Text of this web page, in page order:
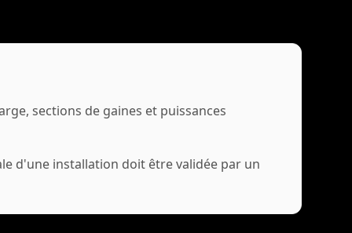
sections de gaines et puissances
d'une installation doit être validée par un